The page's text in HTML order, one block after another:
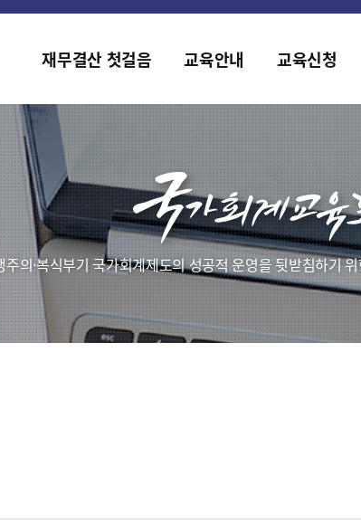
홈페이지가 새롭게 개편되었습니다.
재무결산 첫걸음 교육안내 교육신청
주의·복식부기 국가회계제도의 성공적 운영을 뒷받침하기